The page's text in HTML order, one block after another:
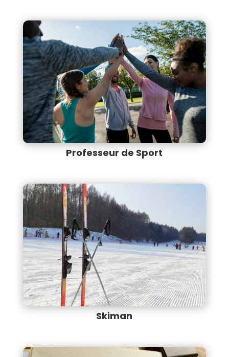
Professeur de Sport
Skiman